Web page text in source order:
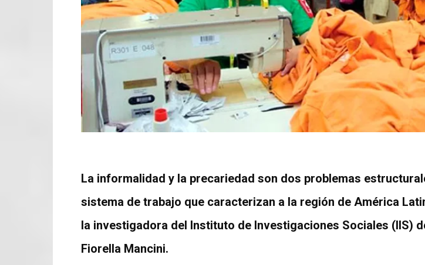
La informalidad y la precariedad son dos problemas
sistema de trabajo que caracterizan a la región de América
la investigadora del Instituto de Investigaciones Sociales (IIS)
Fiorella Mancini.